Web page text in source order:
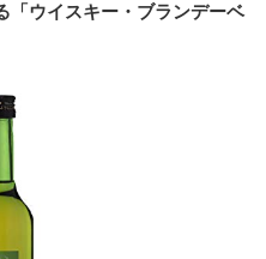
「ウイスキー・ブランデーベ